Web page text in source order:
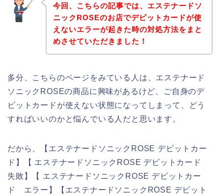
今回、こちらの記事では、エステナードソ
ニックROSEのお店でデビットカードが使
えないエラーが起きた時の対処方法をまと
めさせていただきました！
多分、こちらのページをみている人は、エステナード
ソニックROSEの商品に興味があるけど、ご自身のデ
ビットカードが使えない状態になってしまって、どう
すればいいのかと悩んでいる人だと思います。
だから、【エステナードソニックROSE デビットカー
ド】【 エステナードソニックROSE デビットカード
失敗】【 エステナードソニックROSE デビットカー
ド エラー】【エステナードソニックROSE デビット